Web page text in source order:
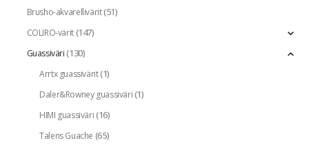
Brusho-akvarellivärit(51)
COLIRO-värit(147)
Guassiväri(130)
Arrtx guassivärit(1)
Daler&Rowney guassiväri(1)
HIMI guassiväri(16)
Talens Guache (65)